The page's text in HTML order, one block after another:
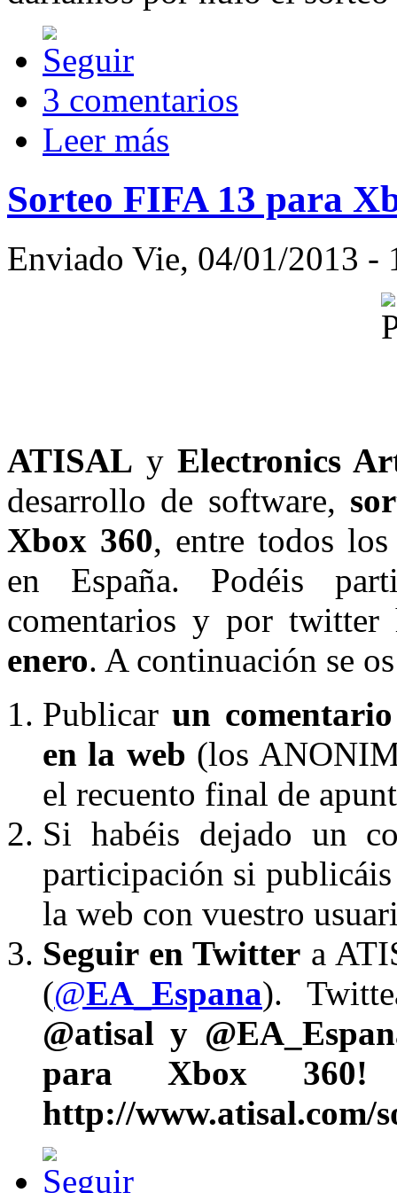
3 comentarios
Leer más
Sorteo FIFA 13 para
Enviado Vie, 04/01/2013 -
ATISAL y Electronics
desarrollo de software,
Xbox 360, entre todos
en España. Podéis
comentarios y por
enero. A continuación se
Publicar un
en la web (los
el recuento final de
Si habéis dejado un
participación si
la web con vuestro
Seguir en Twitter a
(@EA_Espana).
@atisal y
para Xbox 360!
http://www.atisal.com/